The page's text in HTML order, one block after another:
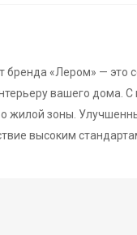
бренда «Лером» — это
вашего дома.
жилой зоны.
высоким